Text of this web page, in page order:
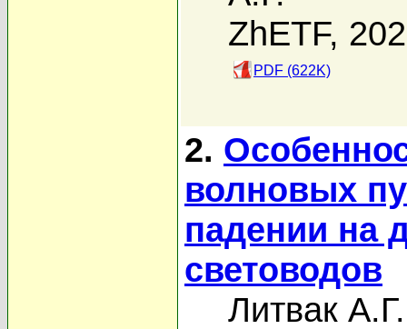
ZhETF,
PDF (622K)
2.
волновых
падении на
световодов
Литвак А.Г.